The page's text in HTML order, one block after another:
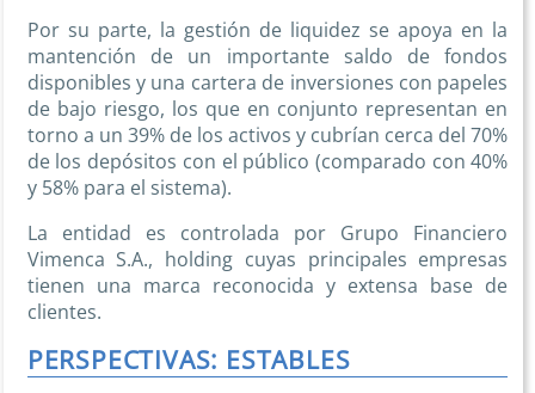
Por su parte, la gestión de liquidez se apoya en la
mantención de un importante saldo de fondos
disponibles y una cartera de inversiones con papeles
de bajo riesgo, los que en conjunto representan en
torno a un 39% de los activos y cubrían cerca del 70%
de los depósitos con el público (comparado con 40%
y 58% para el sistema).
La entidad es controlada por Grupo Financiero
Vimenca S.A., holding cuyas principales empresas
tienen una marca reconocida y extensa base de
clientes.
PERSPECTIVAS: ESTABLES